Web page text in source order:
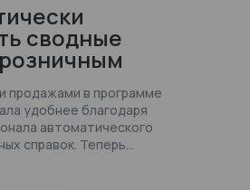
сводные
8
продажами в программе
удобнее благодаря
автоматического
справок. Теперь